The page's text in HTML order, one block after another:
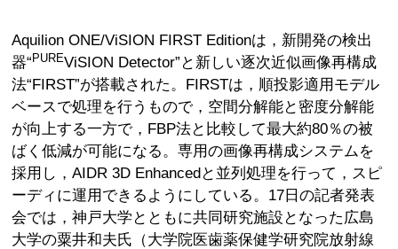
Aquilion ONE/ViSION FIRST Editionは，新開発の検出
器“ PUREViSION Detector”と新しい逐次近似画像再構成
法“FIRST”が搭載された。FIRSTは，順投影適用モデル
ベースで処理を行うもので，空間分解能と密度分解能
が向上する一方で，FBP法と比較して最大約80％の被
ばく低減が可能になる。専用の画像再構成システムを
採用し，AIDR 3D Enhancedと並列処理を行って，スピ
ーディに運用できるようにしている。17日の記者発表
会では，神戸大学とともに共同研究施設となった広島
大学の粟井和夫氏（大学院医歯薬保健学研究院放射線